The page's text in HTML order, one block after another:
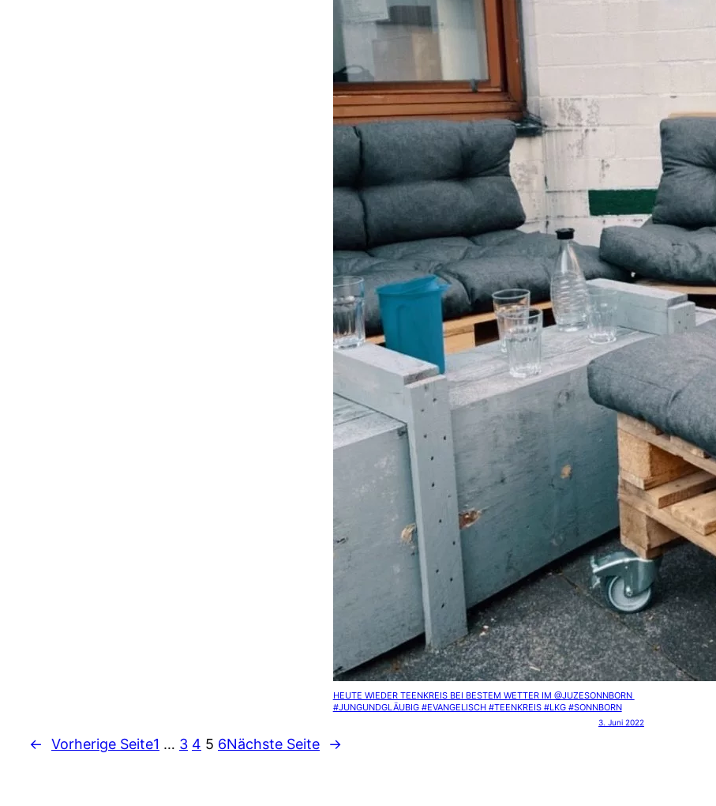
HEUTE WIEDER TEENKREIS BEI BESTEM WETTER IM @JUZESONNBORN ️
#JUNGUNDGLÄUBIG #EVANGELISCH #TEENKREIS #LKG #SONNBORN
3. Juni 2022
← Vorherige Seite1 … 3 4 5 6Nächste Seite →